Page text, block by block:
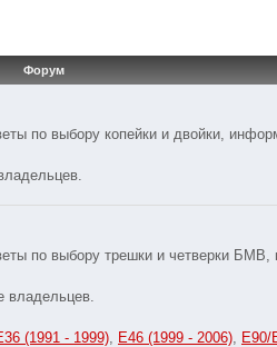
Форум
по выбору копейки и двойки,
по выбору трешки и четверки
владельцев.
(1991 - 1999) E46 (1999 - 2006) E90/